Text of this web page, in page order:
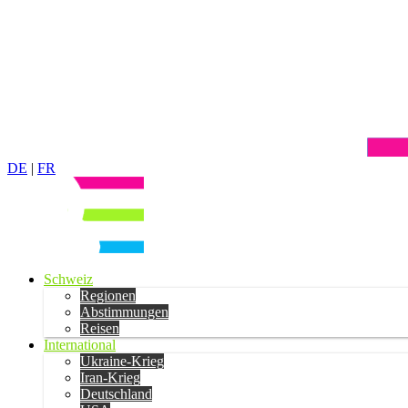
DE | FR
Schweiz
Regionen
Abstimmungen
Reisen
International
Ukraine-Krieg
Iran-Krieg
Deutschland